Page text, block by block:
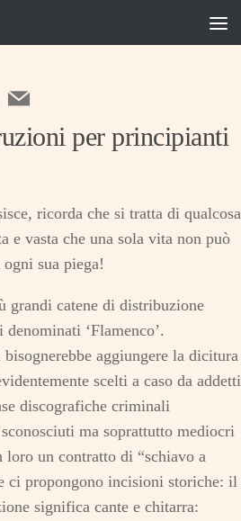
per principianti
ricorda che si tratta di qualcosa
e vasta che una sola vita non può
sua piega!
grandi catene di distribuzione
‘Flamenco’.
aggiungere la dicitura
scelti a caso da addetti
discografiche criminali
ma soprattutto mediocri
un contratto di “schiavo a
ci propongono incisioni storiche: il
significa cante e chitarra: